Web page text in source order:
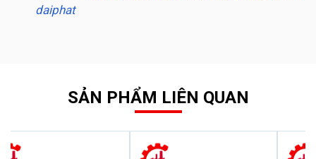
daiphat
SẢN PHẨM LIÊN QUAN